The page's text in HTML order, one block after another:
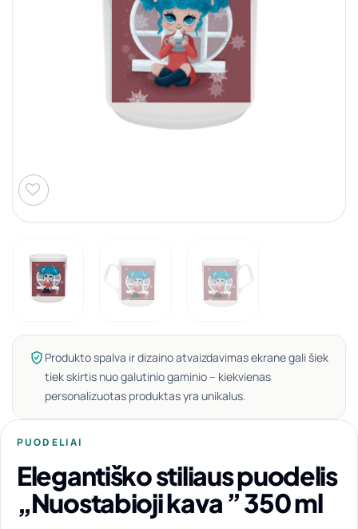
Produkto spalva ir dizaino atvaizdavimas ekrane gali šiek
tiek skirtis nuo galutinio gaminio – kiekvienas
personalizuotas produktas yra unikalus.
PUODELIAI
Elegantiško stiliaus puodelis
„Nuostabioji kava ” 350 ml